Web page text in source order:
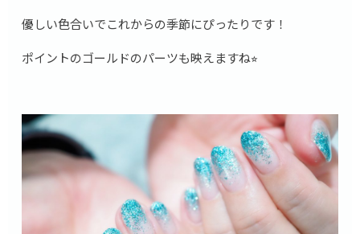
優しい色合いでこれからの季節にぴったりです！
ポイントのゴールドのパーツも映えますね⭐︎